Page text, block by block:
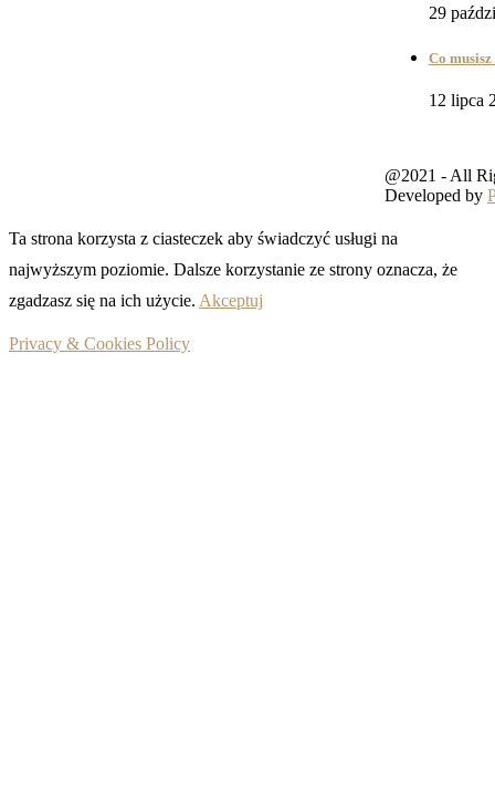
29
Co
12 lipca
@2021 - All
Developed by
Ta strona korzysta z ciasteczek aby świadczyć usługi na
najwyższym poziomie. Dalsze korzystanie ze strony oznacza, że
zgadzasz się na ich użycie. Akceptuj
Privacy & Cookies Policy